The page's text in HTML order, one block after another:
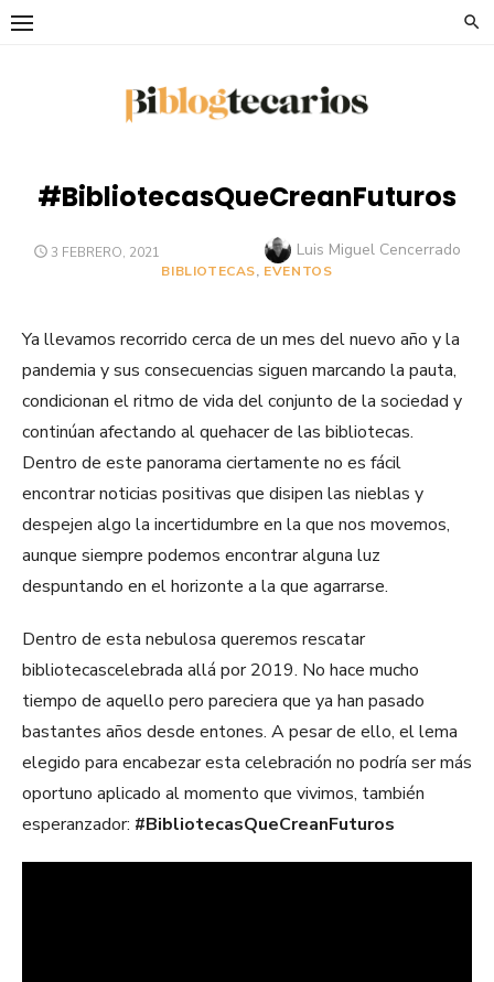
Saltar
#BibliotecasQueCreanFuturos
PUBLICADO
3 FEBRERO, 2021 Autor
Luis Miguel Cencerrado
BIBLIOTECAS, EVENTOS
Ya llevamos recorrido cerca de un mes del nuevo año y la
pandemia y sus consecuencias siguen marcando la pauta,
condicionan el ritmo de vida del conjunto de la sociedad y
continúan afectando al quehacer de las bibliotecas.
Dentro de este panorama ciertamente no es fácil
encontrar noticias positivas que disipen las nieblas y
despejen algo la incertidumbre en la que nos movemos,
aunque siempre podemos encontrar alguna luz
despuntando en el horizonte a la que agarrarse.
Dentro de esta nebulosa queremos rescatar
bibliotecascelebrada allá por 2019. No hace mucho
tiempo de aquello pero pareciera que ya han pasado
bastantes años desde entones. A pesar de ello, el lema
elegido para encabezar esta celebración no podría ser más
oportuno aplicado al momento que vivimos, también
esperanzador: #BibliotecasQueCreanFuturos